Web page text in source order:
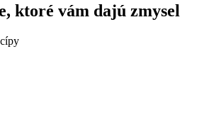
ktoré vám dajú zmysel